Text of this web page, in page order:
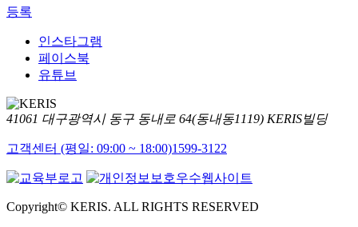
등록
인스타그램
페이스북
유튜브
41061 대구광역시 동구 동내로 64(동내동1119) KERIS빌딩
고객센터 (평일: 09:00 ~ 18:00)1599-3122
Copyright© KERIS. ALL RIGHTS RESERVED